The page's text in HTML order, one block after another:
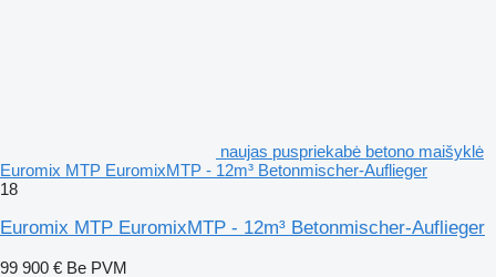
naujas puspriekabė betono maišyklė
Euromix MTP EuromixMTP - 12m³ Betonmischer-Auflieger
18
Euromix MTP EuromixMTP - 12m³ Betonmischer-Auflieger
99 900 € Be PVM